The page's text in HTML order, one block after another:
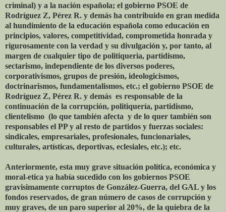
criminal) y a la nación española; el gobierno PSOE de
Rodríguez Z, Pérez R. y demás ha contribuido en gran medida
al hundimiento de la educación española como educación en
principios, valores, competitividad, comprometida honrada y
rigurosamente con la verdad y su divulgación y, por tanto, al
margen de cualquier tipo de politiqueria, partidismo,
sectarismo, independiente de los diversos poderes,
corporativismos, grupos de presión, ideologicismos,
doctrinarismos, fundamentalismos, etc.; el gobierno PSOE de
Rodríguez Z, Pérez R. y demás es responsable de la
continuación de la corrupción, politiquería, partidismo,
clientelismo (lo que también afecta y de lo quer también son
responsables el PP y al resto de partidos y fuerzas sociales:
sindicales, empresariales, profesionales, funcionariales,
culturales, artísticas, deportivas, eclesiales, etc.); etc.
Anteriormente, esta muy grave situación política, económica y
moral-etica ya había sucedido con los gobiernos PSOE
gravisimamente corruptos de González-Guerra, del GAL y los
fondos reservados, de gran número de casos de corrupción y
muy graves, de un paro superior al 20%, de la quiebra de la